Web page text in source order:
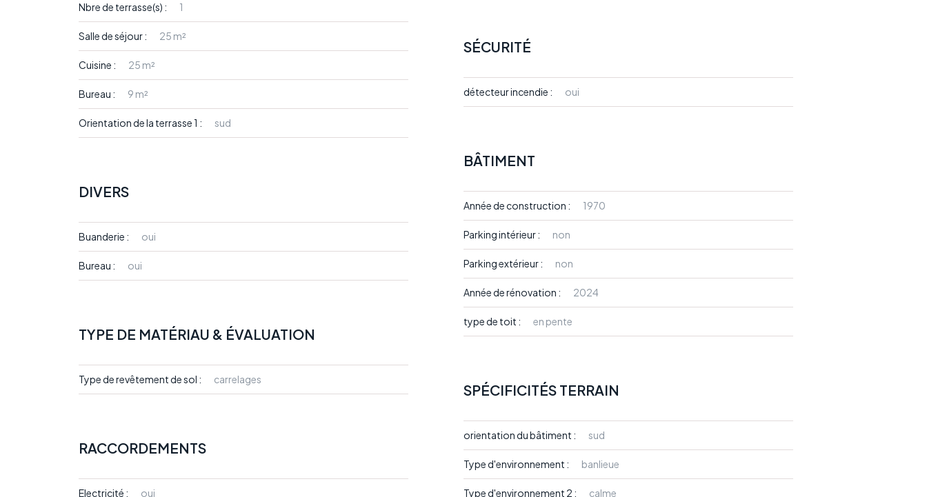
Nbre de terrasse(s) : 1
Salle de séjour : 25 m²
Cuisine : 25 m²
Bureau : 9 m²
Orientation de la terrasse 1 : sud
SÉCURITÉ
détecteur incendie : oui
BÂTIMENT
Année de construction : 1970
Parking intérieur : non
Parking extérieur : non
Année de rénovation : 2024
type de toit : en pente
DIVERS
Buanderie : oui
Bureau : oui
TYPE DE MATÉRIAU & ÉVALUATION
Type de revêtement de sol : carrelages
SPÉCIFICITÉS TERRAIN
orientation du bâtiment : sud
Type d'environnement : banlieue
Type d'environnement 2 : calme
RACCORDEMENTS
Electricité : oui